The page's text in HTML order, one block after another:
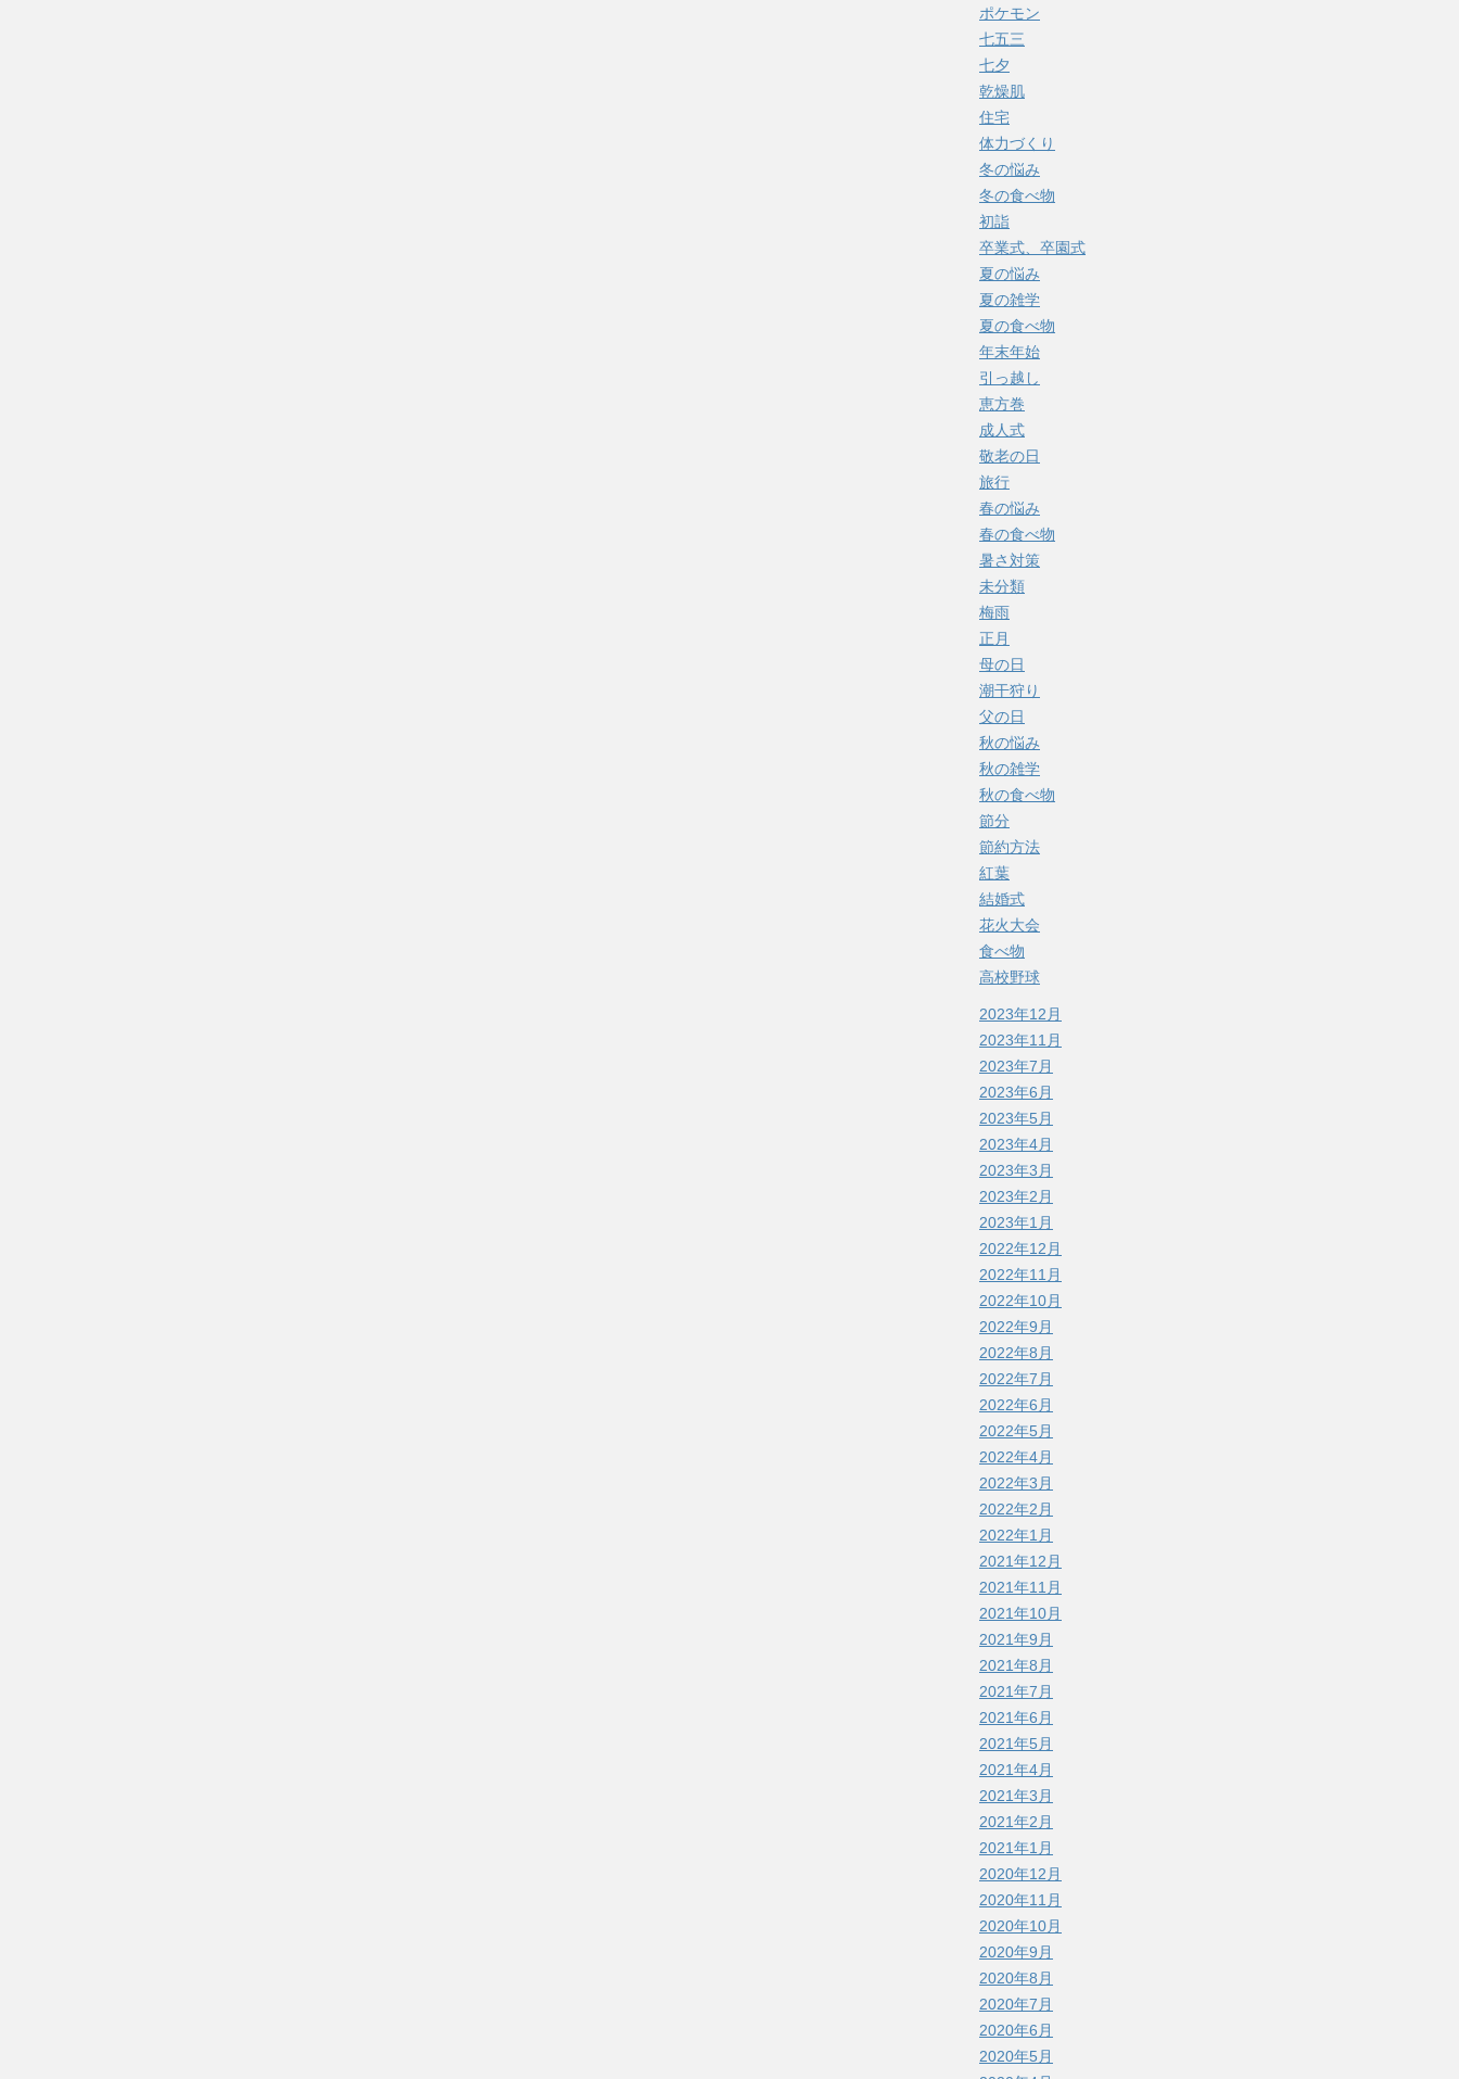
ポケモン
七五三
七夕
乾燥肌
住宅
体力づくり
冬の悩み
冬の食べ物
初詣
卒業式、卒園式
夏の悩み
夏の雑学
夏の食べ物
年末年始
引っ越し
恵方巻
成人式
敬老の日
旅行
春の悩み
春の食べ物
暑さ対策
未分類
梅雨
正月
母の日
潮干狩り
父の日
秋の悩み
秋の雑学
秋の食べ物
節分
節約方法
紅葉
結婚式
花火大会
食べ物
高校野球
2023年12月
2023年11月
2023年7月
2023年6月
2023年5月
2023年4月
2023年3月
2023年2月
2023年1月
2022年12月
2022年11月
2022年10月
2022年9月
2022年8月
2022年7月
2022年6月
2022年5月
2022年4月
2022年3月
2022年2月
2022年1月
2021年12月
2021年11月
2021年10月
2021年9月
2021年8月
2021年7月
2021年6月
2021年5月
2021年4月
2021年3月
2021年2月
2021年1月
2020年12月
2020年11月
2020年10月
2020年9月
2020年8月
2020年7月
2020年6月
2020年5月